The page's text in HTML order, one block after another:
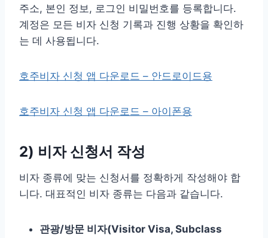
주소, 본인 정보, 로그인 비밀번호를 등록합니다.
계정은 모든 비자 신청 기록과 진행 상황을 확인하
는 데 사용됩니다.
호주비자 신청 앱 다운로드 – 안드로이드용
호주비자 신청 앱 다운로드 – 아이폰용
2) 비자 신청서 작성
비자 종류에 맞는 신청서를 정확하게 작성해야 합
니다. 대표적인 비자 종류는 다음과 같습니다.
관광/방문 비자(Visitor Visa, Subclass